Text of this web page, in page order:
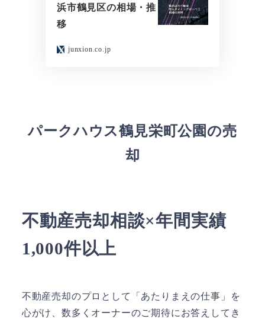
浜市鶴見区の相場・推
移
junxion.co.jp
パークハウス鶴見栄町公園の売
却
不動産売却相談×年間実績
1,000件以上
不動産売却のプロとして「あたりまえの仕事」を
心がけ、数多くオーナーのご期待にお答えしてき